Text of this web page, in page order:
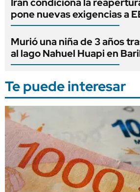
pone nuevas exigencias a
Murió una niña de 3 años
al lago Nahuel Huapi en
Te puede interesar